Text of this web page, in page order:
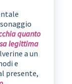
quanto
legittima
a un
e
presente,